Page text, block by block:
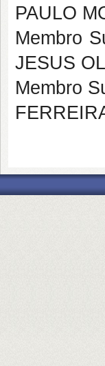
PAULO
Membro
JESUS
Membro